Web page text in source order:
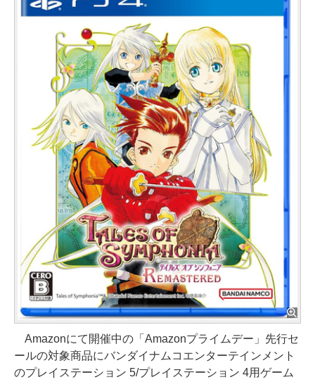
Amazonにて開催中の「Amazonプライムデー」先行セ
ールの対象商品にバンダイナムコエンターテインメント
のプレイステーション 5/プレイステーション 4用ゲーム